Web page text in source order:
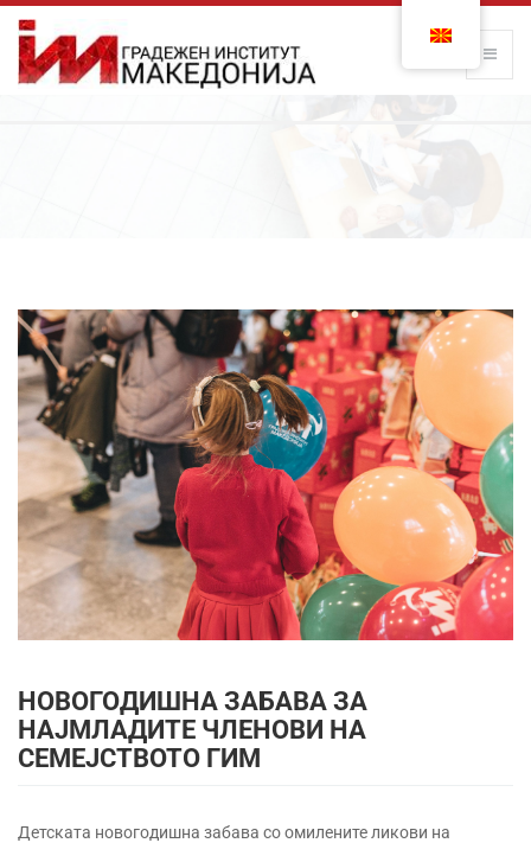
НОВОГОДИШНА ЗАБАВА ЗА
НАЈМЛАДИТЕ ЧЛЕНОВИ НА
СЕМЕЈСТВОТО ГИМ
Детската новогодишна забава со омилените ликови на